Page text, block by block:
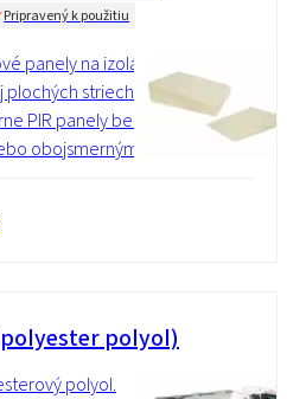
Pripravený k použitiu
panely na izoláciu
striech. Sú
PIR panely bez
obojsmerným...
polyol)
polyol.